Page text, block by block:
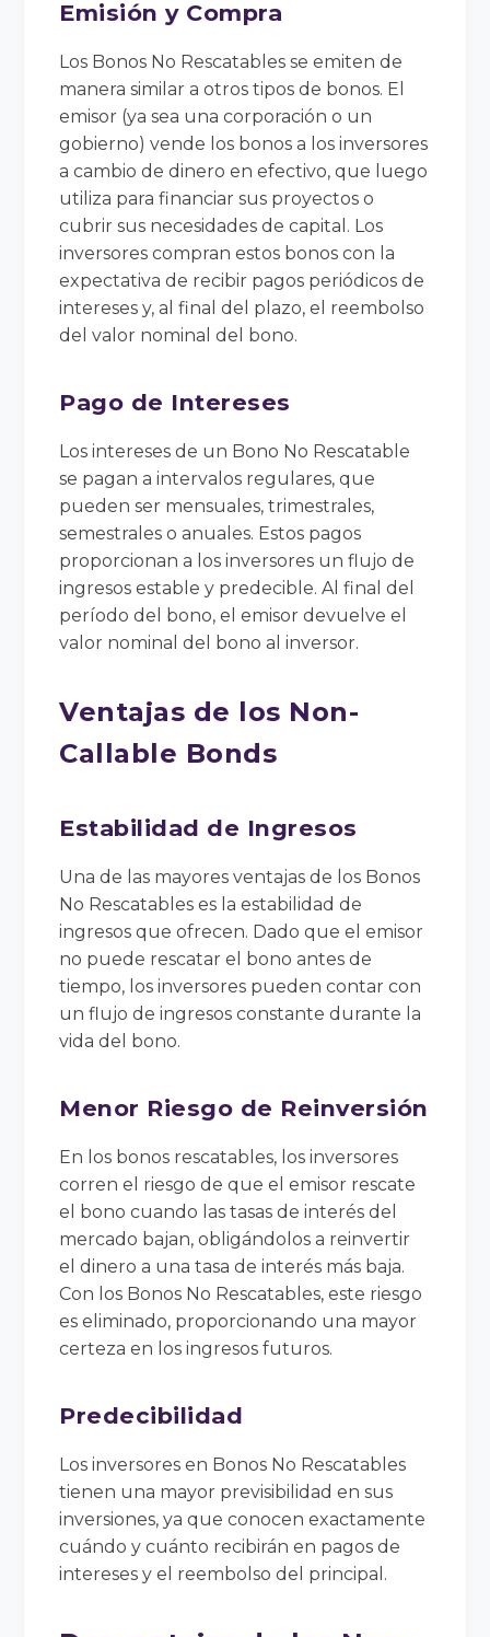
Emisión y Compra
Los Bonos No Rescatables se emiten de
manera similar a otros tipos de bonos. El
emisor (ya sea una corporación o un
gobierno) vende los bonos a los inversores
a cambio de dinero en efectivo, que luego
utiliza para financiar sus proyectos o
cubrir sus necesidades de capital. Los
inversores compran estos bonos con la
expectativa de recibir pagos periódicos de
intereses y, al final del plazo, el reembolso
del valor nominal del bono.
Pago de Intereses
Los intereses de un Bono No Rescatable
se pagan a intervalos regulares, que
pueden ser mensuales, trimestrales,
semestrales o anuales. Estos pagos
proporcionan a los inversores un flujo de
ingresos estable y predecible. Al final del
período del bono, el emisor devuelve el
valor nominal del bono al inversor.
Ventajas de los Non-
Callable Bonds
Estabilidad de Ingresos
Una de las mayores ventajas de los Bonos
No Rescatables es la estabilidad de
ingresos que ofrecen. Dado que el emisor
no puede rescatar el bono antes de
tiempo, los inversores pueden contar con
un flujo de ingresos constante durante la
vida del bono.
Menor Riesgo de Reinversión
En los bonos rescatables, los inversores
corren el riesgo de que el emisor rescate
el bono cuando las tasas de interés del
mercado bajan, obligándolos a reinvertir
el dinero a una tasa de interés más baja.
Con los Bonos No Rescatables, este riesgo
es eliminado, proporcionando una mayor
certeza en los ingresos futuros.
Predecibilidad
Los inversores en Bonos No Rescatables
tienen una mayor previsibilidad en sus
inversiones, ya que conocen exactamente
cuándo y cuánto recibirán en pagos de
intereses y el reembolso del principal.